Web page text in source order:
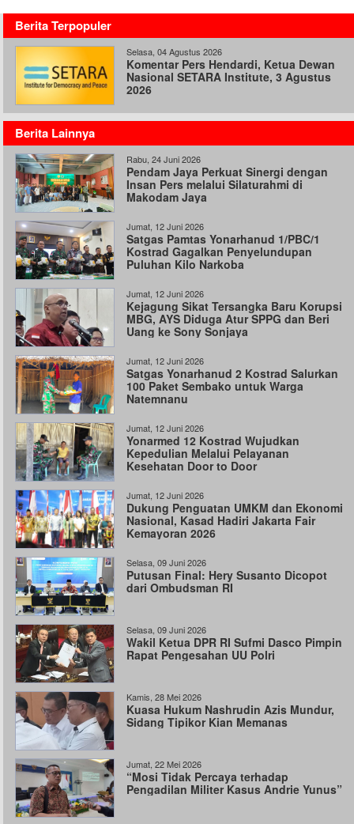
Berita Terpopuler
Selasa, 04 Agustus 2026
Komentar Pers Hendardi, Ketua Dewan
Nasional SETARA Institute, 3 Agustus
2026
Berita Lainnya
Rabu, 24 Juni 2026
Pendam Jaya Perkuat Sinergi dengan
Insan Pers melalui Silaturahmi di
Makodam Jaya
Jumat, 12 Juni 2026
Satgas Pamtas Yonarhanud 1/PBC/1
Kostrad Gagalkan Penyelundupan
Puluhan Kilo Narkoba
Jumat, 12 Juni 2026
Kejagung Sikat Tersangka Baru Korupsi
MBG, AYS Diduga Atur SPPG dan Beri
Uang ke Sony Sonjaya
Jumat, 12 Juni 2026
Satgas Yonarhanud 2 Kostrad Salurkan
100 Paket Sembako untuk Warga
Natemnanu
Jumat, 12 Juni 2026
Yonarmed 12 Kostrad Wujudkan
Kepedulian Melalui Pelayanan
Kesehatan Door to Door
Jumat, 12 Juni 2026
Dukung Penguatan UMKM dan Ekonomi
Nasional, Kasad Hadiri Jakarta Fair
Kemayoran 2026
Selasa, 09 Juni 2026
Putusan Final: Hery Susanto Dicopot
dari Ombudsman RI
Selasa, 09 Juni 2026
Wakil Ketua DPR RI Sufmi Dasco Pimpin
Rapat Pengesahan UU Polri
Kamis, 28 Mei 2026
Kuasa Hukum Nashrudin Azis Mundur,
Sidang Tipikor Kian Memanas
Jumat, 22 Mei 2026
“Mosi Tidak Percaya terhadap
Pengadilan Militer Kasus Andrie Yunus”